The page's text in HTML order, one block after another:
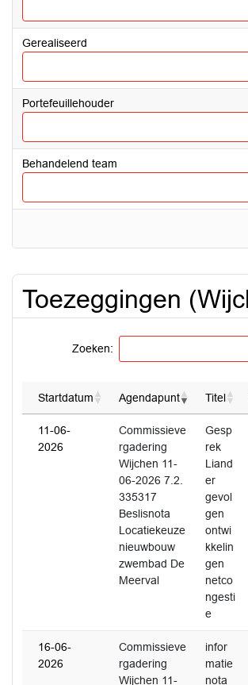
Gerealiseerd
Portefeuillehouder
Behandelend team
Toezeggingen
Zoeken:
Startdatum Agendapunt Titel
11-06-
2026
Commissieve
rgadering
Wijchen 11-
06-2026 7.2.
335317
Beslisnota
Locatiekeuze
nieuwbouw
zwembad De
Meerval
Gesp
rek
Liand
er
gevol
gen
ontwi
kkelin
gen
netco
ngesti
e
16-06-
2026
Commissieve
rgadering
Wijchen 11-
infor
matie
nota